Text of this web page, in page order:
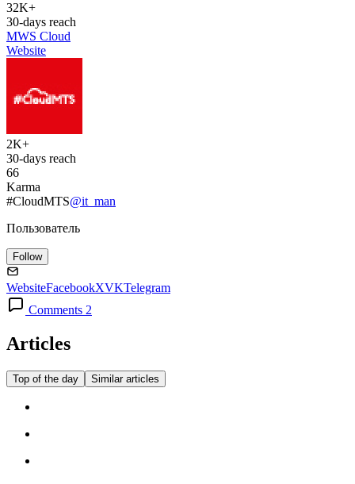
32K+
30-days reach
MWS Cloud
Website
2K+
30-days reach
66
Karma
#CloudMTS@it_man
Пользователь
Follow
WebsiteFacebookXVKTelegram
Comments 2
Articles
Top of the day Similar articles